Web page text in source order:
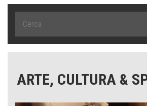
ARTE, CULTURA &